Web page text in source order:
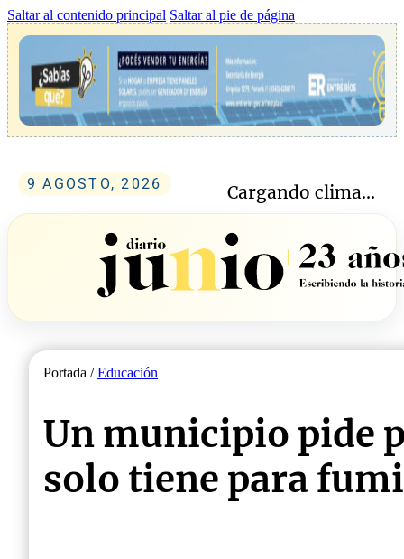
Saltar al contenido principal Saltar al pie de página
9 AGOSTO, 2026 Cargando clima...
Portada /Educación
Un municipio pide
solo tiene para